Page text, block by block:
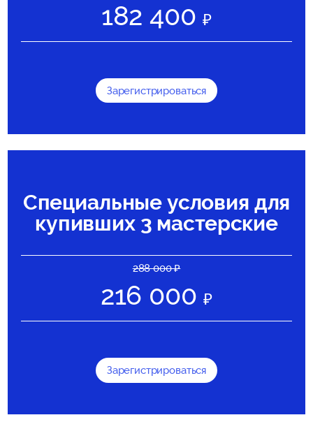
182 400
Зарегистрироваться
Специальные условия для
купивших 3 мастерские
288 000
216 000
Зарегистрироваться